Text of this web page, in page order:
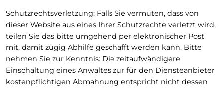
Schutzrechtsverletzung: Falls Sie vermuten, dass von
dieser Website aus eines Ihrer Schutzrechte verletzt wird,
teilen Sie das bitte umgehend per elektronischer Post
mit, damit zügig Abhilfe geschafft werden kann. Bitte
nehmen Sie zur Kenntnis: Die zeitaufwändigere
Einschaltung eines Anwaltes zur für den Diensteanbieter
kostenpflichtigen Abmahnung entspricht nicht dessen